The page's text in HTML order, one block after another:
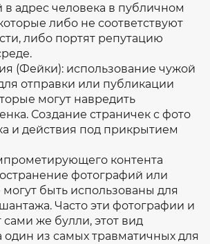
адрес человека в публичном
либо не соответствуют
либо портят репутацию
(Фейки): использование чужой
отправки или публикации
могут навредить
Создание страничек с фото
и действия под прикрытием
контента
фотографий или
быть использованы для
Часто эти фотографии и
же булли, этот вид
один из самых травматичных для